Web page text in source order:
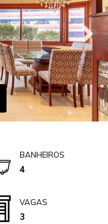
BANHEIROS
4
VAGAS
3